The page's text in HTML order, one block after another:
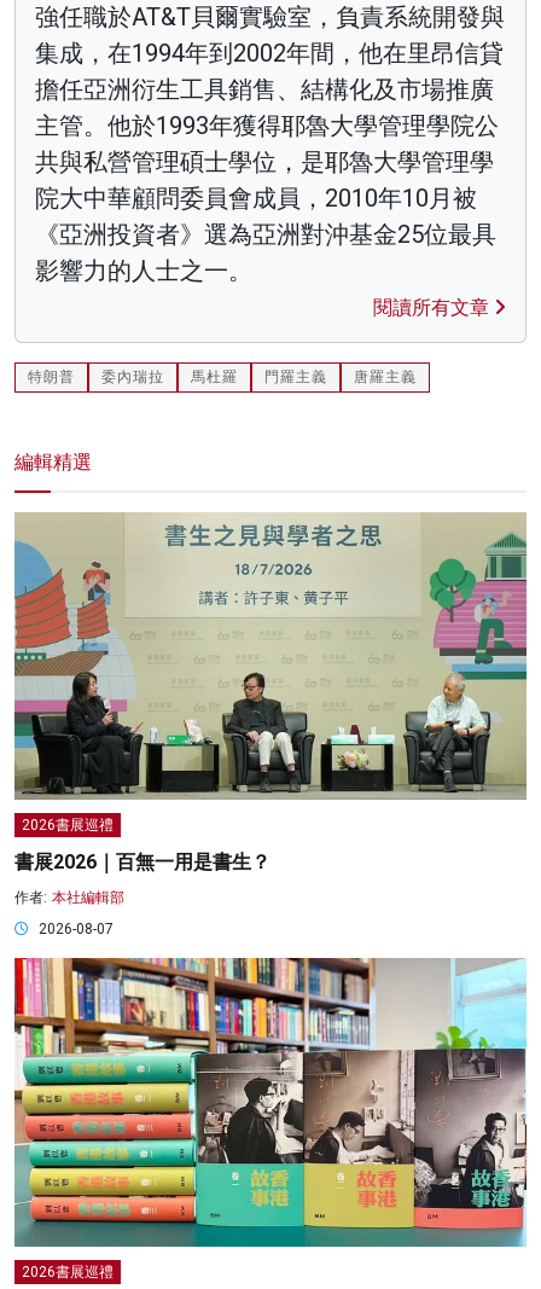
強任職於AT&T貝爾實驗室，負責系統開發與
集成，在1994年到2002年間，他在里昂信貸
擔任亞洲衍生工具銷售、結構化及市場推廣
主管。他於1993年獲得耶魯大學管理學院公
共與私營管理碩士學位，是耶魯大學管理學
院大中華顧問委員會成員，2010年10月被
《亞洲投資者》選為亞洲對沖基金25位最具
影響力的人士之一。
閱讀所有文章
特朗普 委內瑞拉 馬杜羅 門羅主義 唐羅主義
編輯精選
2026書展巡禮
書展2026｜百無一用是書生？
作者: 本社編輯部
2026-08-07
2026書展巡禮